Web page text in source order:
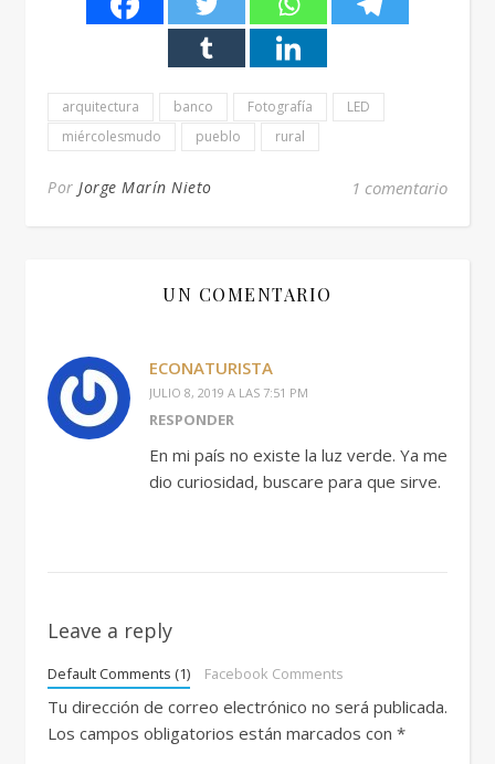
arquitectura banco Fotografía
LED
miércolesmudo
pueblo rural
Por Jorge Marín Nieto 1 comentario
UN COMENTARIO
ECONATURISTA
JULIO 8, 2019 A LAS 7:51 PM
RESPONDER
En mi país no existe la luz verde. Ya me
dio curiosidad, buscare para que sirve.
Leave a reply
Default Comments (1) Facebook Comments
Tu dirección de correo electrónico no será publicada.
Los campos obligatorios están marcados con *